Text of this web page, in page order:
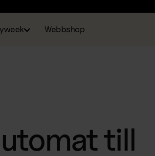
Webbshop
till